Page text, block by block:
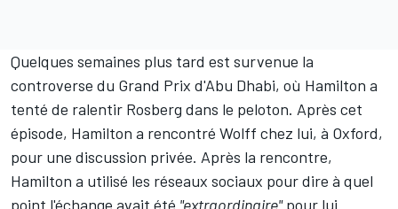
Quelques semaines plus tard est survenue la
controverse du Grand Prix d'Abu Dhabi, où Hamilton a
tenté de ralentir Rosberg dans le peloton. Après cet
épisode, Hamilton a rencontré Wolff chez lui, à Oxford,
pour une discussion privée. Après la rencontre,
Hamilton a utilisé les réseaux sociaux pour dire à quel
point l'échange avait été "extraordinaire"pour lui